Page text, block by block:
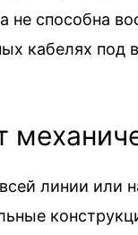
не способна
кабелях
линии или